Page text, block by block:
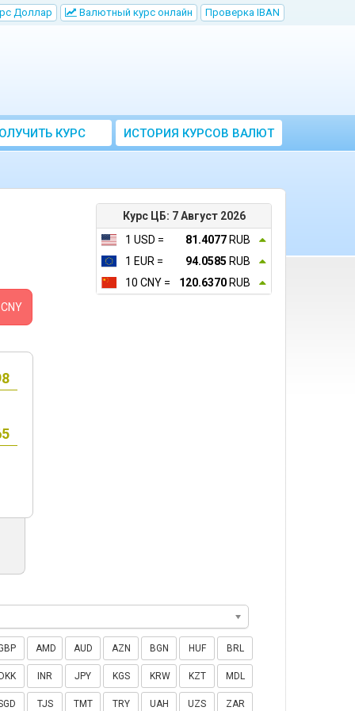
Доллар Bалютный курс онлайн Проверка IBAN
КУРС
ВАЛЮТ ЦБ
ИСТОРИЯ КУРСОВ ВАЛЮТ
ЦБ РФ
Курс ЦБ: 7 Август 2026
1 USD =
81.4077 RUB
1 EUR =
94.0585 RUB
10 CNY =
120.6370 RUB
CNY
AMD AUD AZN BGN HUF BRL
INR JPY KGS KRW KZT MDL
TJS TMT TRY UAH UZS ZAR